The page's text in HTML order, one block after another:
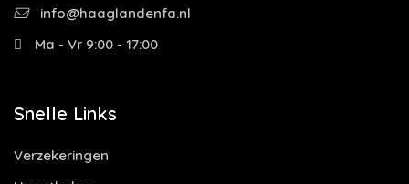
info@haaglandenfa.nl
Ma - Vr 9:00 - 17:00
Snelle Links
Verzekeringen